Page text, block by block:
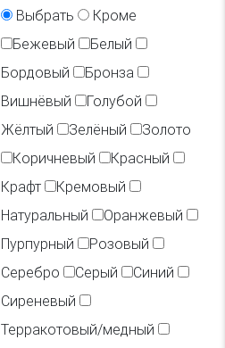
Выбрать
Кроме
Бежевый
Белый
Бордовый
Бронза
Вишнёвый
Голубой
Жёлтый
Зелёный
Золото
Коричневый
Красный
Крафт
Кремовый
Натуральный
Оранжевый
Пурпурный
Розовый
Серебро
Серый
Синий
Сиреневый
Терракотовый/медный